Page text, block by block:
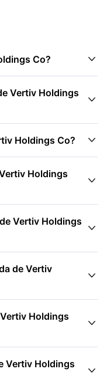
Co? 
Vertiv Holdings

Holdings Co? 
Holdings

Vertiv Holdings

de Vertiv

Holdings

Vertiv Holdings
